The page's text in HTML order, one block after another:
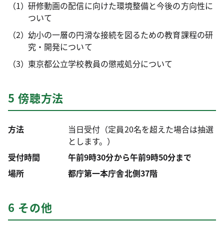
研修動画の配信に向けた環境整備と今後の方向性に
ついて
幼小の一層の円滑な接続を図るための教育課程の研
究・開発について
東京都公立学校教員の懲戒処分について
5 傍聴方法
方法
当日受付（定員20名を超えた場合は抽選
とします。）
受付時間
午前9時30分から午前9時50分まで
場所
都庁第一本庁舎北側37階
6 その他